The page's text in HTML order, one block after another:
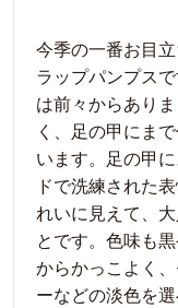
今季の一番お目
ラップパンプス
は前々からあり
く、足の甲にま
います。足の甲
ドで洗練された
れいに見えて、
とです。色味も
からかっこよく
ーなどの淡色を